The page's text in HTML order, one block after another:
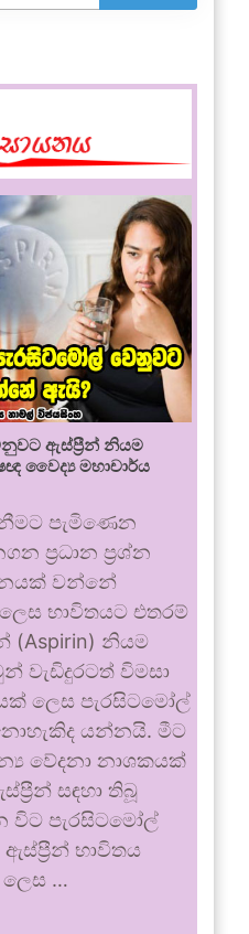
ඇස්ප්‍රීන් නියම
වෛද්‍ය මහාචාර්ය
පැමිණෙන
ප්‍රධාන ප්‍රශ්න
වන්නේ
භාවිතයට එතරම්
(Aspirin) නියම
වැඩිදුරටත් විමසා
ලෙස පැරසිටමෝල්
නොහැකිද යන්නයි. මීට
වේදනා නාශකයක්
සඳහා තිබූ
විට පැරසිටමෝල්
භාවිතය
ලෙස …